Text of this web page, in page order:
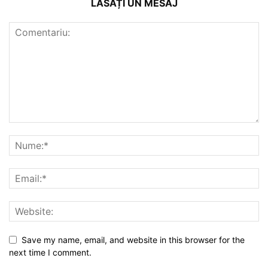
LĂSAȚI UN MESAJ
Save my name, email, and website in this browser for the
next time I comment.